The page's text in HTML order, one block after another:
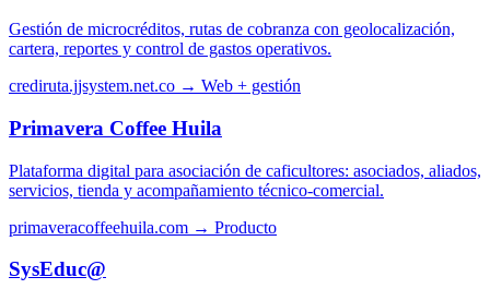
Gestión de microcréditos, rutas de cobranza con geolocalización,
cartera, reportes y control de gastos operativos.
crediruta.jjsystem.net.co → Web + gestión
Primavera Coffee Huila
Plataforma digital para asociación de caficultores: asociados, aliados,
servicios, tienda y acompañamiento técnico-comercial.
primaveracoffeehuila.com → Producto
SysEduc@